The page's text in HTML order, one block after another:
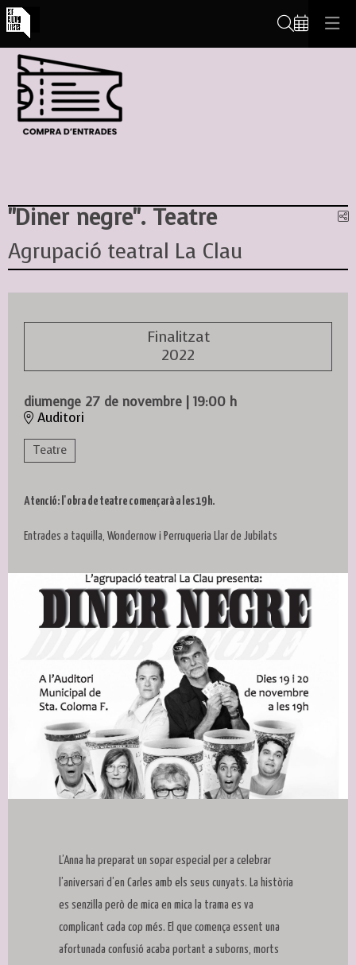
"Diner negre". Teatre
Agrupació teatral La Clau
Finalitzat
2022
diumenge 27 de novembre | 19:00 h
Auditori
Teatre
Atenció: l'obra de teatre començarà a les 19 h.
Entrades a taquilla, Wondernow i Perruqueria Llar de Jubilats
L’Anna ha preparat un sopar especial per a celebrar
l’aniversari d’en Carles amb els seus cunyats. La història
es senzilla però de mica en mica la trama es va
complicant cada cop més. El que comença essent una
afortunada confusió acaba portant a suborns, morts